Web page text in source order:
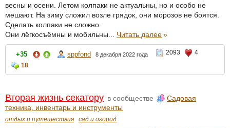
весны и осени. Летом колпаки не актуальны, но и особо не
мешают. На зиму сложил возле грядок, они морозов не боятся.
Сделать колпаки не сложно.
Они лёгкосъёмны и мобильны... Читать далее»
+35 sppfond 8 декабря 2022 года 2093
4
18
Вторая жизнь секатору в сообществе
Садовая
техника, инвентарь и инструменты
отдых и путешествия сад и огород